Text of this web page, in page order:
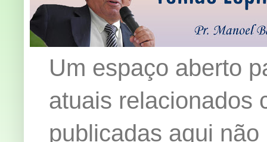
Um espaço aberto
atuais relacionados
publicadas aqui